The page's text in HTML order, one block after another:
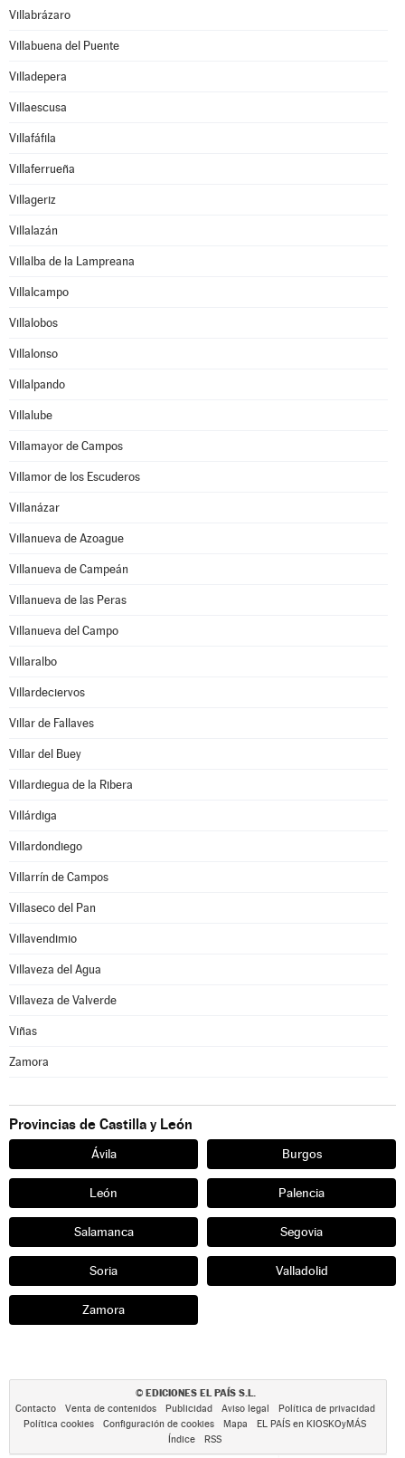
Villabrázaro
Villabuena del Puente
Villadepera
Villaescusa
Villafáfila
Villaferrueña
Villageriz
Villalazán
Villalba de la Lampreana
Villalcampo
Villalobos
Villalonso
Villalpando
Villalube
Villamayor de Campos
Villamor de los Escuderos
Villanázar
Villanueva de Azoague
Villanueva de Campeán
Villanueva de las Peras
Villanueva del Campo
Villaralbo
Villardeciervos
Villar de Fallaves
Villar del Buey
Villardiegua de la Ribera
Villárdiga
Villardondiego
Villarrín de Campos
Villaseco del Pan
Villavendimio
Villaveza del Agua
Villaveza de Valverde
Viñas
Zamora
Provincias de Castilla y León
Ávila Burgos
León Palencia
Salamanca Segovia
Soria Valladolid
Zamora
© EDICIONES EL PAÍS S.L.
Contacto Venta de contenidos Publicidad Aviso legal
Política de privacidad
Política cookies
Configuración de cookies Mapa
EL PAÍS en KIOSKOyMÁS
Índice
RSS